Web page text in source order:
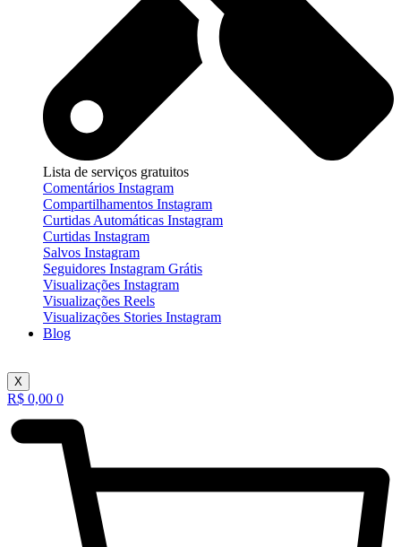
Lista de serviços gratuitos
Comentários Instagram
Compartilhamentos Instagram
Curtidas Automáticas Instagram
Curtidas Instagram
Salvos Instagram
Seguidores Instagram Grátis
Visualizações Instagram
Visualizações Reels
Visualizações Stories Instagram
Blog
X
R$ 0,00 0